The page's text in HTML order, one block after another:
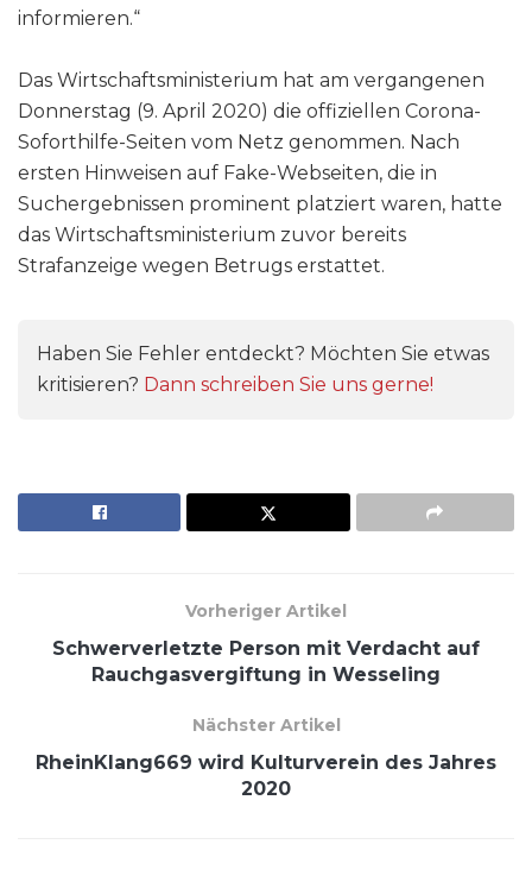
informieren.“
Das Wirtschaftsministerium hat am vergangenen
Donnerstag (9. April 2020) die offiziellen Corona-
Soforthilfe-Seiten vom Netz genommen. Nach
ersten Hinweisen auf Fake-Webseiten, die in
Suchergebnissen prominent platziert waren, hatte
das Wirtschaftsministerium zuvor bereits
Strafanzeige wegen Betrugs erstattet.
Haben Sie Fehler entdeckt? Möchten Sie etwas
kritisieren? Dann schreiben Sie uns gerne!
Vorheriger Artikel
Schwerverletzte Person mit Verdacht auf
Rauchgasvergiftung in Wesseling
Nächster Artikel
RheinKlang669 wird Kulturverein des Jahres
2020